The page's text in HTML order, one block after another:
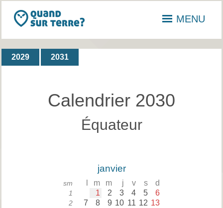
MENU
2029 2031
Calendrier 2030
Équateur
janvier
sm m m j v s d
1 1 2 3 4 5 6
2 7 8 9 10 11 12 13